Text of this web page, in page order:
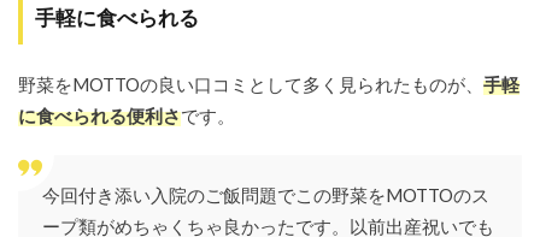
手軽に食べられる
野菜をMOTTOの良い口コミとして多く見られたものが、 手軽
に食べられる便利さです。
今回付き添い入院のご飯問題でこの野菜をMOTTOのス
ープ類がめちゃくちゃ良かったです。以前出産祝いでも